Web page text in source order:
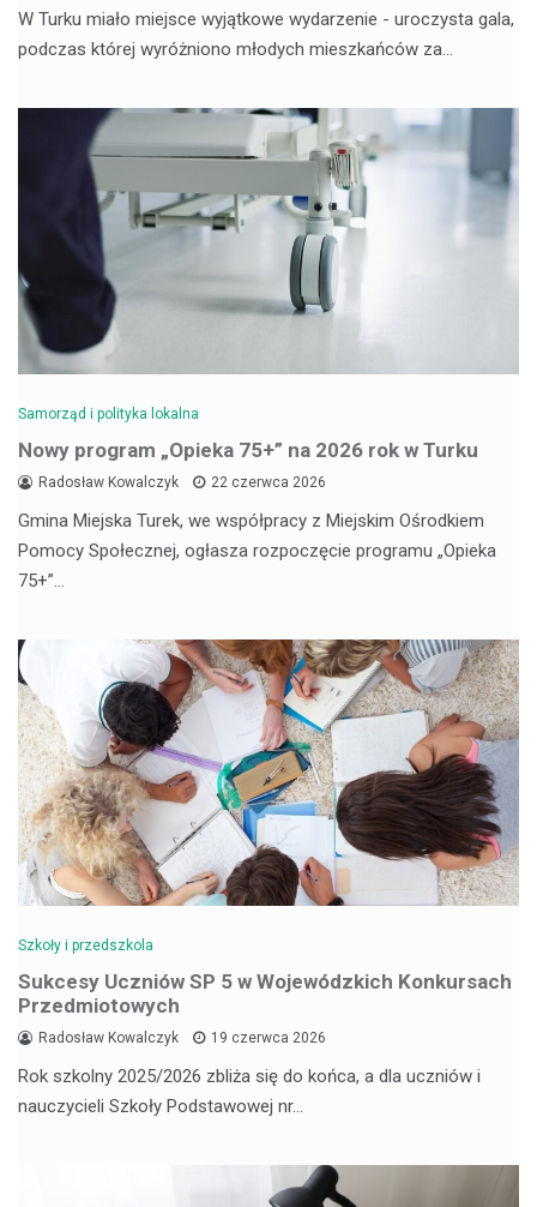
W Turku miało miejsce wyjątkowe wydarzenie - uroczysta gala,
podczas której wyróżniono młodych mieszkańców za…
Samorząd i polityka lokalna
Nowy program „Opieka 75+” na 2026 rok w Turku
Radosław Kowalczyk 22 czerwca 2026
Gmina Miejska Turek, we współpracy z Miejskim Ośrodkiem
Pomocy Społecznej, ogłasza rozpoczęcie programu „Opieka
75+”…
Szkoły i przedszkola
Sukcesy Uczniów SP 5 w Wojewódzkich Konkursach
Przedmiotowych
Radosław Kowalczyk 19 czerwca 2026
Rok szkolny 2025/2026 zbliża się do końca, a dla uczniów i
nauczycieli Szkoły Podstawowej nr…